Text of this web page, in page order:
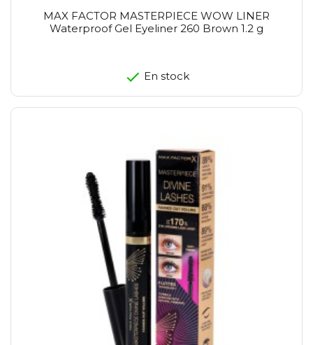
MAX FACTOR MASTERPIECE WOW LINER
Waterproof Gel Eyeliner 260 Brown 1.2 g
En stock